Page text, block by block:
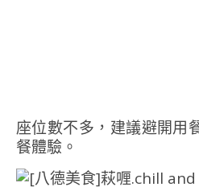
座位數不多，建議避開用
餐體驗。